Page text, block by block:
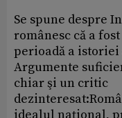
Se spune despre
românesc că a
perioadă a istoriei
Argumente
chiar şi un critic
idealul naţional,